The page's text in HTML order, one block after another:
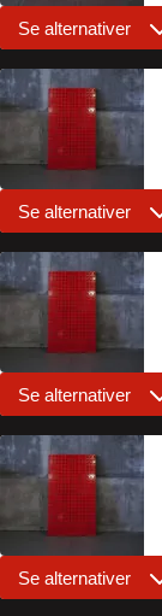
Se alternativer
Se alternativer
Se alternativer
Se alternativer